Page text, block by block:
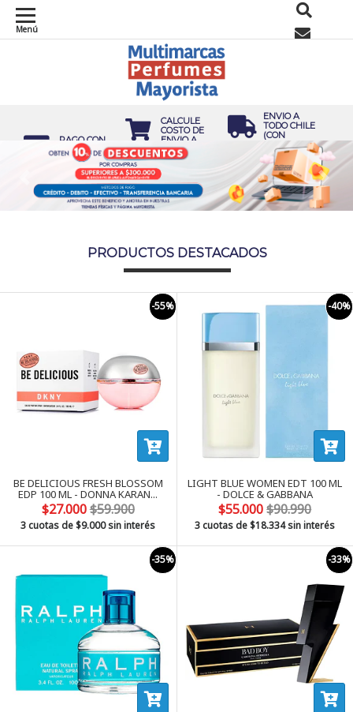
Menú
PAGO CON
TRANSFERENCIAS
CALCULE
COSTO DE
ENVIO A
DOMICILIO
EN CARRO
ENVIO A
TODO CHILE
(CON
CARGO) O
RETIRO EN
TIENDA SIN
COSTO
Previous Next
PRODUCTOS DESTACADOS
-55%
BE DELICIOUS FRESH BLOSSOM
EDP 100 ML - DONNA KARAN...
$27.000$59.900
3 cuotas de$9.000sin interés
-40%
LIGHT BLUE WOMEN EDT 100 ML
- DOLCE & GABBANA
$55.000$90.990
3 cuotas de$18.334sin interés
-35% -33%